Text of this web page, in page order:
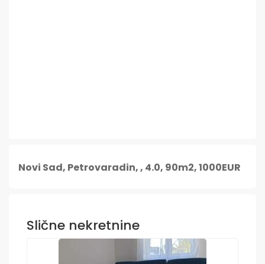
Novi Sad, Petrovaradin, , 4.0, 90m2, 1000EUR
Slične nekretnine